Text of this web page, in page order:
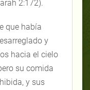
2:172).
que había
y
hacia el cielo
su comida
y sus